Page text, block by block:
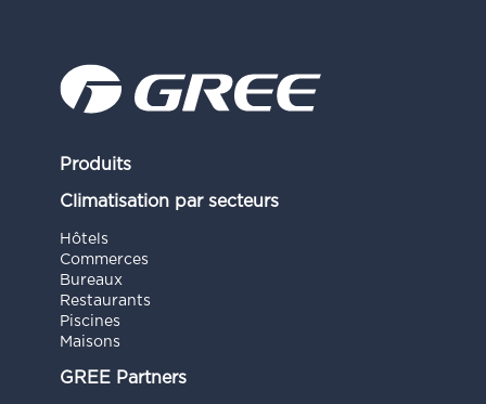
Produits
Climatisation par secteurs
Hôtels
Commerces
Bureaux
Restaurants
Piscines
Maisons
GREE Partners